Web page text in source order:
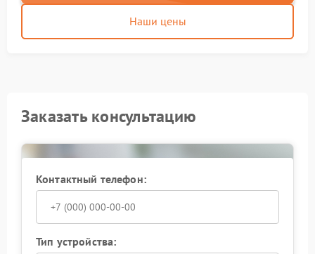
Наши цены
Заказать консультацию
Контактный телефон:
Тип устройства: